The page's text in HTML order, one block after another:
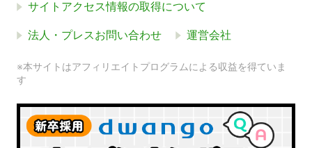
サイトアクセス情報の取得について
法人・プレスお問い合わせ 運営会社
※本サイトはアフィリエイトプログラムによる収益を得ていま
す